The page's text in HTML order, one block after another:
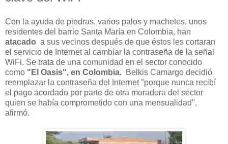
Con la ayuda de piedras, varios palos y machetes, unos
residentes del barrio Santa María en Colombia, han
atacado a sus vecinos después de que éstos les cortaran
el servicio de Internet al cambiar la contraseña de la señal
WiFi. Se trata de una comunidad en el sector conocido
como "El Oasis", en Colombia. Belkis Camargo decidió
reemplazar la contraseña del Internet "porque nunca recibí
el pago acordado por parte de otra moradora del sector
quien se había comprometido con una mensualidad",
afirmó.